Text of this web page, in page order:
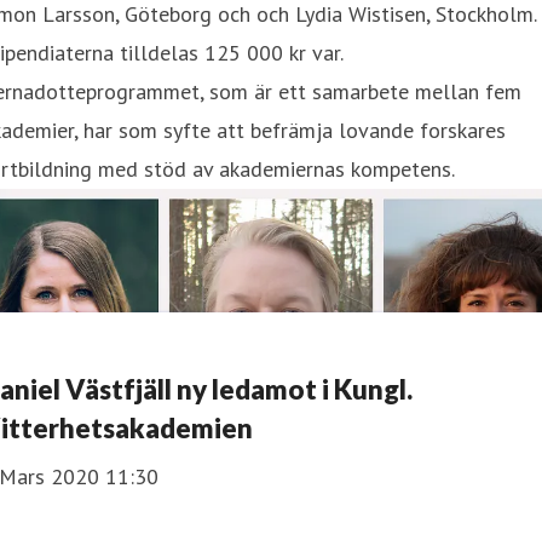
Larsson, Göteborg och och Lydia Wistisen, Stockholm.
tilldelas 125 000 kr var.
som är ett samarbete mellan fem
har som syfte att befrämja lovande forskares
med stöd av akademiernas kompetens.
Västfjäll ny ledamot i Kungl.
2020 11:30